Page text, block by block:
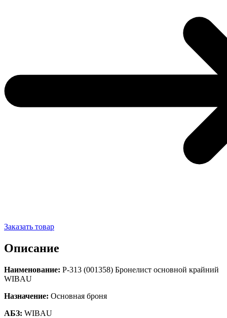
Заказать товар
Описание
Наименование: Р-313 (001358) Бронелист основной крайний
WIBAU
Назначение: Основная броня
АБЗ: WIBAU